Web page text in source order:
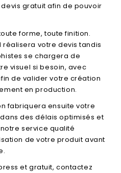
gratuit afin de pouvoir
forme, toute finition.
votre devis tandis
se chargera de
visuel si besoin, avec
de valider votre création
en production.
fabriquera ensuite votre
des délais optimisés et
service qualité
de votre produit avant
et gratuit, contactez